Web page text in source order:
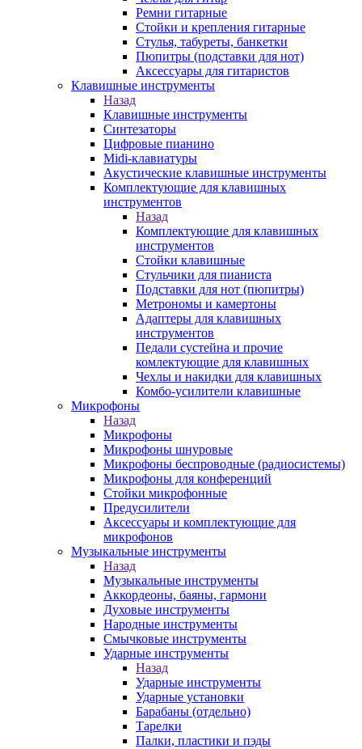
Ремни гитарные
Стойки и крепления гитарные
Стулья, табуреты, банкетки
Пюпитры (подставки для нот)
Аксессуары для гитаристов
Клавишные инструменты
Назад
Клавишные инструменты
Синтезаторы
Цифровые пианино
Midi-клавиатуры
Акустические клавишные инструменты
Комплектующие для клавишных
инструментов
Назад
Комплектующие для клавишных
инструментов
Стойки клавишные
Стульчики для пианиста
Подставки для нот (пюпитры)
Метрономы и камертоны
Адаптеры для клавишных
инструментов
Педали сустейна и прочие
комлектующие для клавишных
Чехлы и накидки для клавишных
Комбо-усилители клавишные
Микрофоны
Назад
Микрофоны
Микрофоны шнуровые
Микрофоны беспроводные (радиосистемы)
Микрофоны для конференций
Стойки микрофонные
Предусилители
Аксессуары и комплектующие для
микрофонов
Музыкальные инструменты
Назад
Музыкальные инструменты
Аккордеоны, баяны, гармони
Духовые инструменты
Народные инструменты
Смычковые инструменты
Ударные инструменты
Назад
Ударные инструменты
Ударные установки
Барабаны (отдельно)
Тарелки
Палки, пластики и пэды